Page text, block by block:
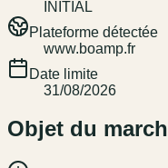
INITIAL
Plateforme détectée
www.boamp.fr
Date limite
31/08/2026
Objet du